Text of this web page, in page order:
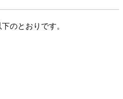
のとおりです。